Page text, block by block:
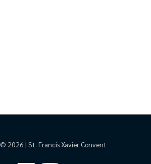
2026 | St. Francis Xavier Convent